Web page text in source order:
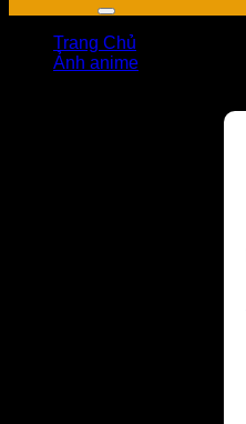
Trang Chủ
Ảnh anime